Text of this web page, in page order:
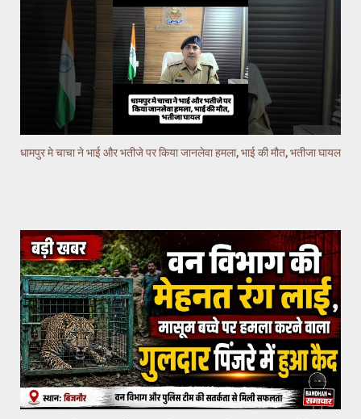
धामपुर मे चाचा ने भाई और भतीजे पर किया जानलेवा हमला, भाई की मौत, भतीजा घायल